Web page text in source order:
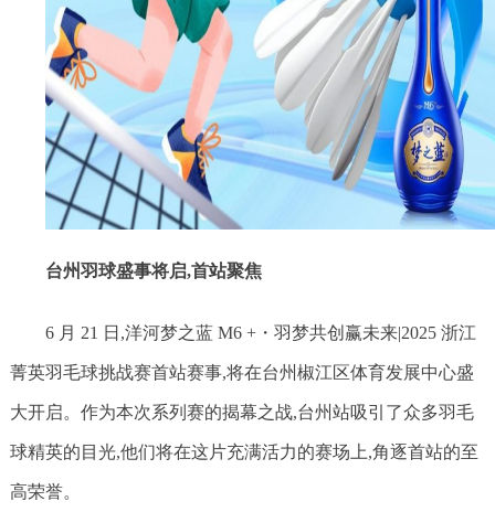
台州羽球盛事将启,首站聚焦
6 月 21 日,洋河梦之蓝 M6 +・羽梦共创赢未来|2025 浙江
菁英羽毛球挑战赛首站赛事,将在台州椒江区体育发展中心盛
大开启。作为本次系列赛的揭幕之战,台州站吸引了众多羽毛
球精英的目光,他们将在这片充满活力的赛场上,角逐首站的至
高荣誉。